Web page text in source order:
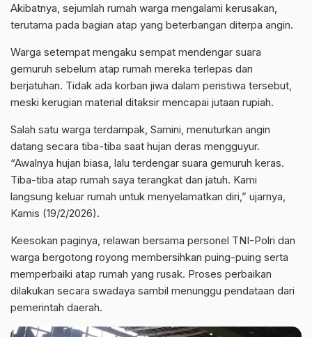
Akibatnya, sejumlah rumah warga mengalami kerusakan,
terutama pada bagian atap yang beterbangan diterpa angin.
Warga setempat mengaku sempat mendengar suara
gemuruh sebelum atap rumah mereka terlepas dan
berjatuhan. Tidak ada korban jiwa dalam peristiwa tersebut,
meski kerugian material ditaksir mencapai jutaan rupiah.
Salah satu warga terdampak, Samini, menuturkan angin
datang secara tiba-tiba saat hujan deras mengguyur.
“Awalnya hujan biasa, lalu terdengar suara gemuruh keras.
Tiba-tiba atap rumah saya terangkat dan jatuh. Kami
langsung keluar rumah untuk menyelamatkan diri,” ujarnya,
Kamis (19/2/2026).
Keesokan paginya, relawan bersama personel TNI-Polri dan
warga bergotong royong membersihkan puing-puing serta
memperbaiki atap rumah yang rusak. Proses perbaikan
dilakukan secara swadaya sambil menunggu pendataan dari
pemerintah daerah.